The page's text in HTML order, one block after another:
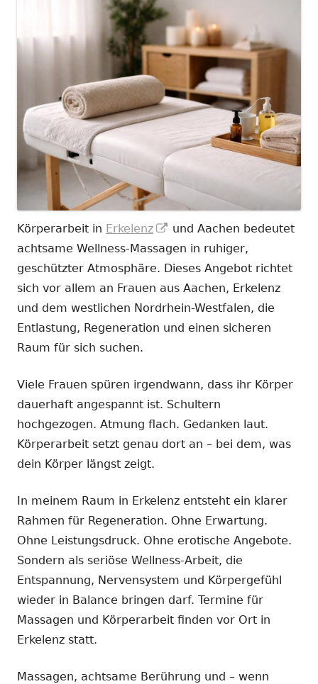
Körperarbeit in Erkelenz
In
neuem
Fenster
öffnen
und Aachen bedeutet
achtsame Wellness-Massagen in ruhiger,
geschützter Atmosphäre. Dieses Angebot richtet
sich vor allem an Frauen aus Aachen, Erkelenz
und dem westlichen Nordrhein-Westfalen, die
Entlastung, Regeneration und einen sicheren
Raum für sich suchen.
Viele Frauen spüren irgendwann, dass ihr Körper
dauerhaft angespannt ist. Schultern
hochgezogen. Atmung flach. Gedanken laut.
Körperarbeit setzt genau dort an – bei dem, was
dein Körper längst zeigt.
In meinem Raum in Erkelenz entsteht ein klarer
Rahmen für Regeneration. Ohne Erwartung.
Ohne Leistungsdruck. Ohne erotische Angebote.
Sondern als seriöse Wellness-Arbeit, die
Entspannung, Nervensystem und Körpergefühl
wieder in Balance bringen darf. Termine für
Massagen und Körperarbeit finden vor Ort in
Erkelenz statt.
Massagen, achtsame Berührung und – wenn